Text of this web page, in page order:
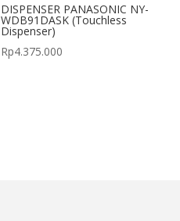
DISPENSER PANASONIC NY-
WDB91DASK (Touchless
Dispenser)
Rp4.375.000